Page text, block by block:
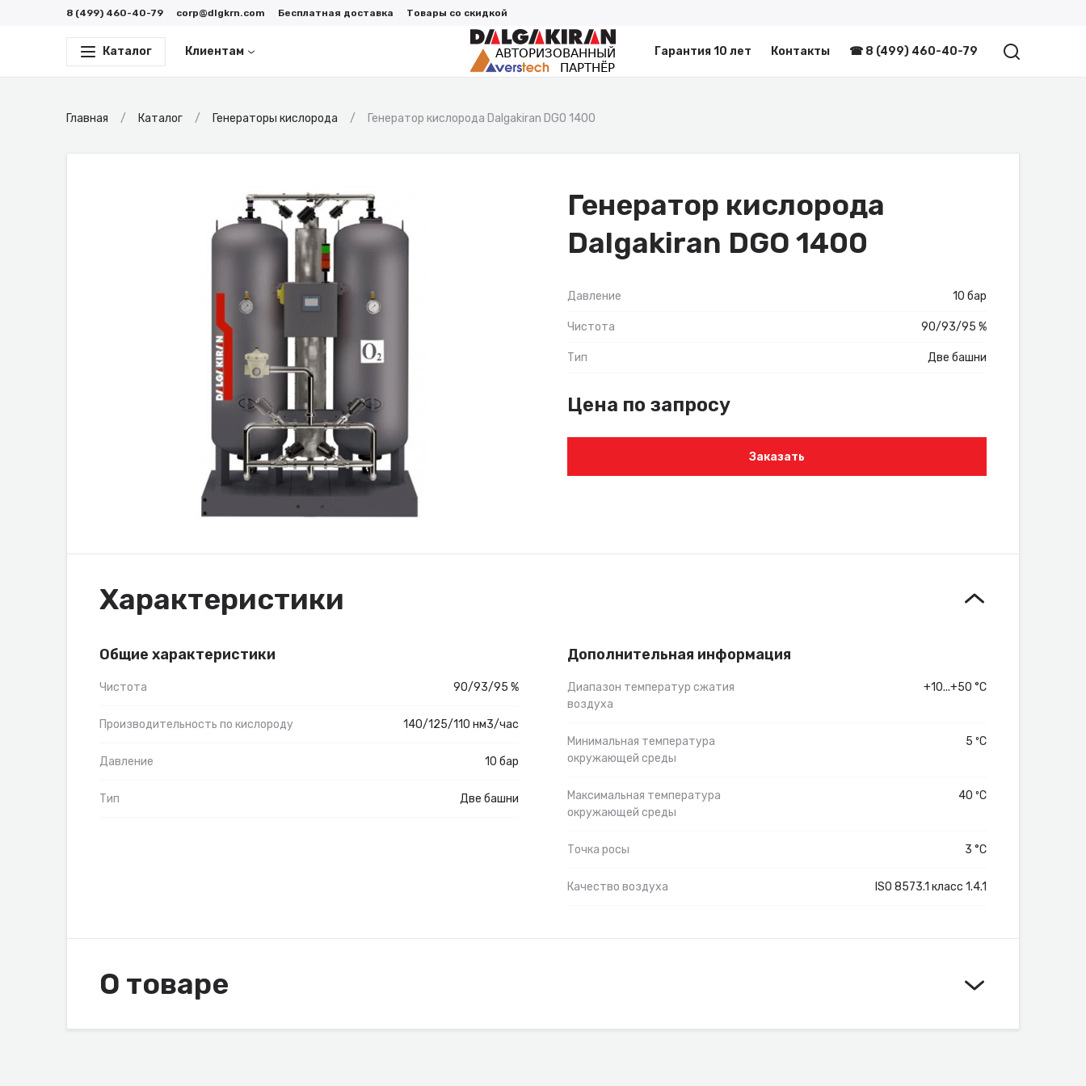
8 (499) 460-40-79 corp@dlgkrn.com Бесплатная доставка Товары со скидкой
Каталог Клиентам Гарантия 10 лет Контакты ☎ 8 (499) 460-40-79
Главная Каталог Генераторы кислорода Генератор кислорода Dalgakiran DGO 1400
Генератор кислорода
Dalgakiran DGO 1400
Давление 10 бар
Чистота 90/93/95 %
Тип Две башни
Цена по запросу
Заказать
Характеристики
Общие характеристики
Чистота 90/93/95 %
Производительность по кислороду 140/125/110 нм3/час
Давление 10 бар
Тип Две башни
Дополнительная информация
Диапазон температур сжатия
воздуха
+10...+50 °C
Минимальная температура
окружающей среды
5 ºС
Максимальная температура
окружающей среды
40 ºС
Точка росы 3 °C
Качество воздуха ISO 8573.1 класс 1.4.1
О товаре